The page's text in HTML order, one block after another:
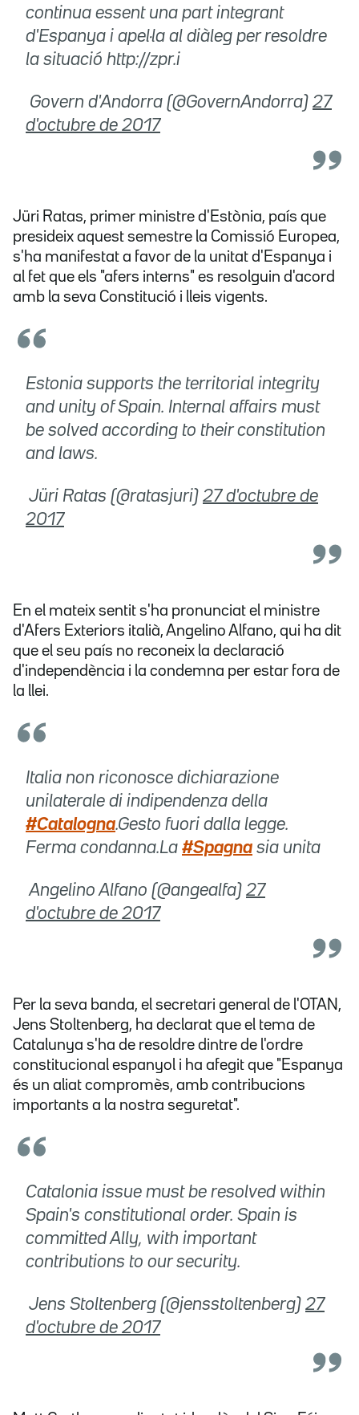
continua essent una part integrant
d'Espanya i apel·la al diàleg per resoldre
la situació http://zpr.i
 Govern d'Andorra (@GovernAndorra) 27
d'octubre de 2017
Jüri Ratas, primer ministre d'Estònia, país que
presideix aquest semestre la Comissió Europea,
s'ha manifestat a favor de la unitat d'Espanya i
al fet que els "afers interns" es resolguin d'acord
amb la seva Constitució i lleis vigents.
Estonia supports the territorial integrity
and unity of Spain. Internal affairs must
be solved according to their constitution
and laws.
 Jüri Ratas (@ratasjuri) 27 d'octubre de
2017
En el mateix sentit s'ha pronunciat el ministre
d'Afers Exteriors italià, Angelino Alfano, qui ha dit
que el seu país no reconeix la declaració
d'independència i la condemna per estar fora de
la llei.
Italia non riconosce dichiarazione
unilaterale di indipendenza della
#Catalogna.Gesto fuori dalla legge.
Ferma condanna.La #Spagna sia unita
 Angelino Alfano (@angealfa) 27
d'octubre de 2017
Per la seva banda, el secretari general de l'OTAN,
Jens Stoltenberg, ha declarat que el tema de
Catalunya s'ha de resoldre dintre de l'ordre
constitucional espanyol i ha afegit que "Espanya
és un aliat compromès, amb contribucions
importants a la nostra seguretat".
Catalonia issue must be resolved within
Spain's constitutional order. Spain is
committed Ally, with important
contributions to our security.
 Jens Stoltenberg (@jensstoltenberg) 27
d'octubre de 2017